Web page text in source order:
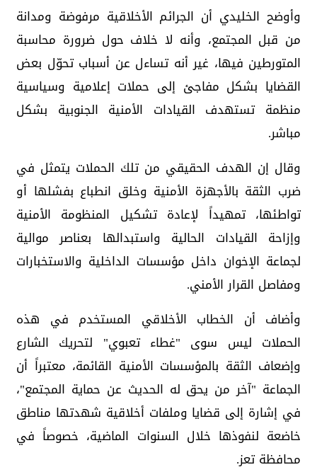
وأوضح الخليدي أن الجرائم الأخلاقية مرفوضة ومدانة
من قبل المجتمع، وأنه لا خلاف حول ضرورة محاسبة
المتورطين فيها، غير أنه تساءل عن أسباب تحوّل بعض
القضايا بشكل مفاجئ إلى حملات إعلامية وسياسية
منظمة تستهدف القيادات الأمنية الجنوبية بشكل
مباشر.
وقال إن الهدف الحقيقي من تلك الحملات يتمثل في
ضرب الثقة بالأجهزة الأمنية وخلق انطباع بفشلها أو
تواطئها، تمهيداً لإعادة تشكيل المنظومة الأمنية
وإزاحة القيادات الحالية واستبدالها بعناصر موالية
لجماعة الإخوان داخل مؤسسات الداخلية والاستخبارات
ومفاصل القرار الأمني.
وأضاف أن الخطاب الأخلاقي المستخدم في هذه
الحملات ليس سوى "غطاء تعبوي" لتحريك الشارع
وإضعاف الثقة بالمؤسسات الأمنية القائمة، معتبراً أن
الجماعة "آخر من يحق له الحديث عن حماية المجتمع"،
في إشارة إلى قضايا وملفات أخلاقية شهدتها مناطق
خاضعة لنفوذها خلال السنوات الماضية، خصوصاً في
محافظة تعز.